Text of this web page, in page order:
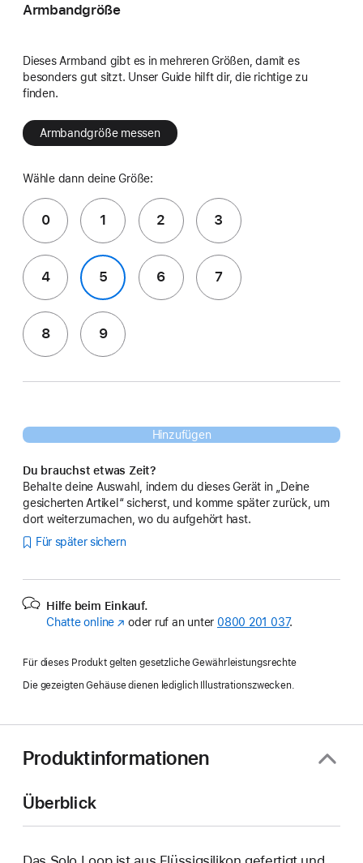
Armbandgröße
Dieses Armband gibt es in mehreren Größen, damit es
besonders gut sitzt. Unser Guide hilft dir, die richtige zu
finden.
Armbandgröße messen
Wähle dann deine Größe:
0 1 2 3
4 5 6 7
8 9
Hinzufügen
Du brauchst etwas Zeit?
Behalte deine Auswahl, indem du dieses Gerät in „Deine
gesicherten Artikel“ sicherst, und komme später zurück, um
dort weiterzumachen, wo du aufgehört hast.
Für später sichern
Hilfe beim Einkauf.
Chatte online (Öffnet
Fenster)
oder ruf an unter 0800 201 037.
Für dieses Produkt gelten gesetzliche Gewährleistungsrechte
Die gezeigten Gehäuse dienen lediglich Illustrationszwecken.
Produktinformationen
Überblick